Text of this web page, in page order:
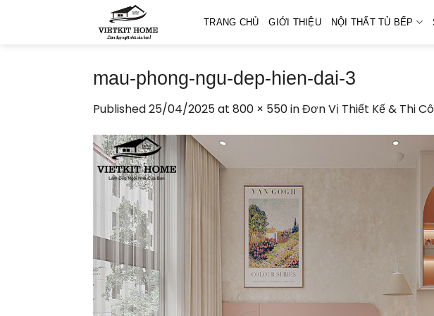
TRANG CHỦ GIỚI THIỆU NỘI THẤT TỦ BẾP
mau-phong-ngu-dep-hien-dai-3
Published25/04/2025at 800 × 550inĐơn Vị Thiết Kế & Thi